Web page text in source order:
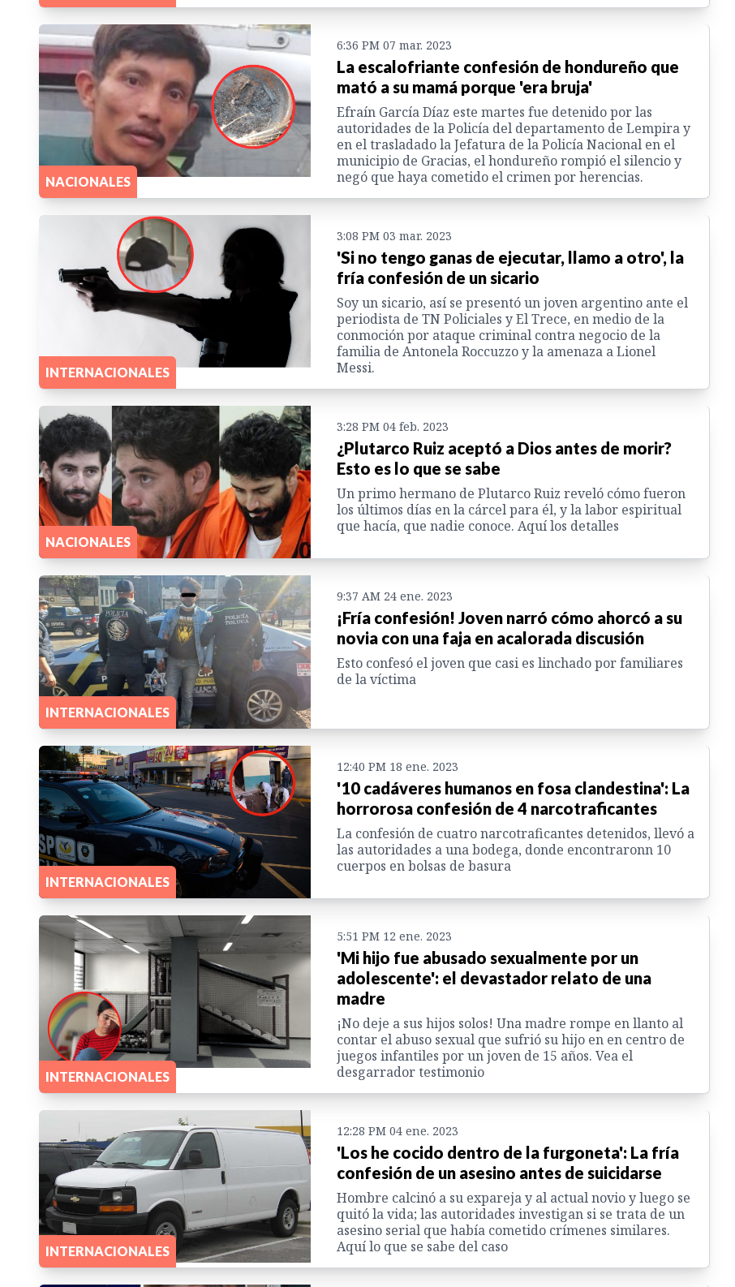
NACIONALES
6:36 PM 07 mar. 2023
La escalofriante confesión de hondureño que
mató a su mamá porque 'era bruja'
Efraín García Díaz este martes fue detenido por las
autoridades de la Policía del departamento de Lempira y
en el trasladado la Jefatura de la Policía Nacional en el
municipio de Gracias, el hondureño rompió el silencio y
negó que haya cometido el crimen por herencias.
INTERNACIONALES
3:08 PM 03 mar. 2023
'Si no tengo ganas de ejecutar, llamo a otro', la
fría confesión de un sicario
Soy un sicario, así se presentó un joven argentino ante el
periodista de TN Policiales y El Trece, en medio de la
conmoción por ataque criminal contra negocio de la
familia de Antonela Roccuzzo y la amenaza a Lionel
Messi.
NACIONALES
3:28 PM 04 feb. 2023
¿Plutarco Ruiz aceptó a Dios antes de morir?
Esto es lo que se sabe
Un primo hermano de Plutarco Ruiz reveló cómo fueron
los últimos días en la cárcel para él, y la labor espiritual
que hacía, que nadie conoce. Aquí los detalles
INTERNACIONALES
9:37 AM 24 ene. 2023
¡Fría confesión! Joven narró cómo ahorcó a su
novia con una faja en acalorada discusión
Esto confesó el joven que casi es linchado por familiares
de la víctima
INTERNACIONALES
12:40 PM 18 ene. 2023
'10 cadáveres humanos en fosa clandestina': La
horrorosa confesión de 4 narcotraficantes
La confesión de cuatro narcotraficantes detenidos, llevó a
las autoridades a una bodega, donde encontraronn 10
cuerpos en bolsas de basura
INTERNACIONALES
5:51 PM 12 ene. 2023
'Mi hijo fue abusado sexualmente por un
adolescente': el devastador relato de una
madre
¡No deje a sus hijos solos! Una madre rompe en llanto al
contar el abuso sexual que sufrió su hijo en en centro de
juegos infantiles por un joven de 15 años. Vea el
desgarrador testimonio
INTERNACIONALES
12:28 PM 04 ene. 2023
'Los he cocido dentro de la furgoneta': La fría
confesión de un asesino antes de suicidarse
Hombre calcinó a su expareja y al actual novio y luego se
quitó la vida; las autoridades investigan si se trata de un
asesino serial que había cometido crímenes similares.
Aquí lo que se sabe del caso